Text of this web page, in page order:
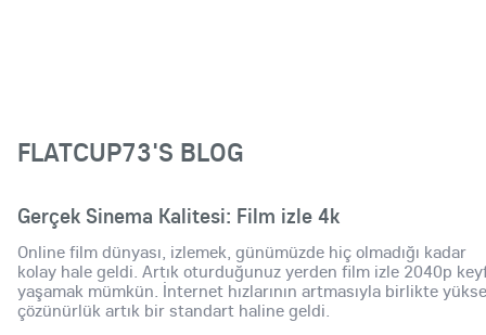
FLATCUP73'S BLOG
Gerçek Sinema Kalitesi: Film izle 4k
Online film dünyası, izlemek, günümüzde hiç olmadığı kadar
kolay hale geldi. Artık oturduğunuz yerden film izle 2040p
yaşamak mümkün. İnternet hızlarının artmasıyla birlikte
çözünürlük artık bir standart haline geldi.